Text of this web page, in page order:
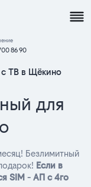
86 90
ТВ в Щёкино
для
Безлимитный
Если в
SIM - АП с 4го